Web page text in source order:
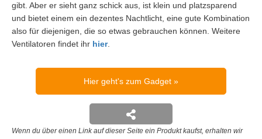
gibt. Aber er sieht ganz schick aus, ist klein und platzsparend
und bietet einem ein dezentes Nachtlicht, eine gute Kombination
also für diejenigen, die so etwas gebrauchen können. Weitere
Ventilatoren findet ihr hier.
Hier geht's zum Gadget
Wenn du über einen Link auf dieser Seite ein Produkt kaufst, erhalten wir